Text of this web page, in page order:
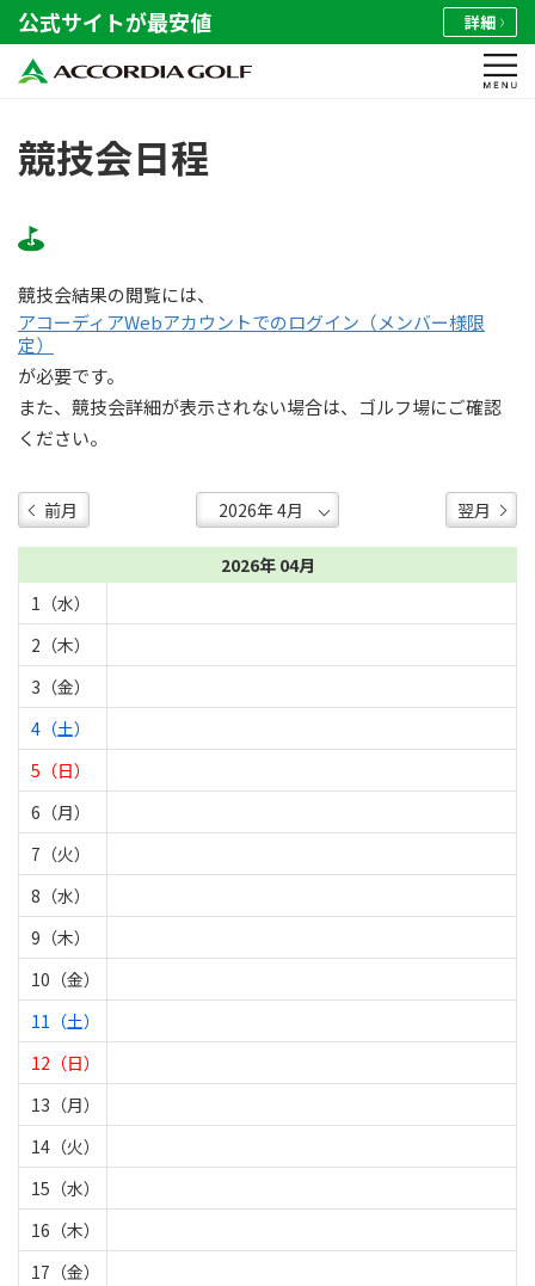
公式サイトが最安値 詳細
競技会日程
競技会結果の閲覧には、
アコーディアWebアカウントでのログイン（メンバー様限
定）
が必要です。
また、競技会詳細が表示されない場合は、ゴルフ場にご確認
ください。
前月 翌月
2026年 04月
1（水）
2（木）
3（金）
4（土）
5（日）
6（月）
7（火）
8（水）
9（木）
10（金）
11（土）
12（日）
13（月）
14（火）
15（水）
16（木）
17（金）